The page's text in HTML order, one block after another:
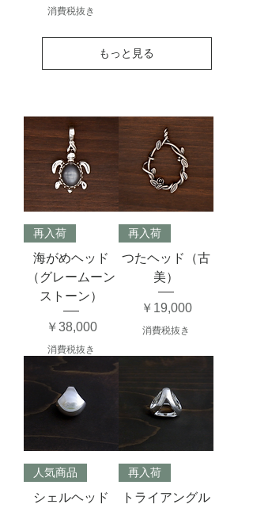
消費税抜き
もっと見る
再入荷
海がめヘッド
（グレームーン
ストーン）
価格
￥38,000
消費税抜き
再入荷
つたヘッド（古
美）
価格
￥19,000
消費税抜き
人気商品
シェルヘッド
再入荷
トライアングル